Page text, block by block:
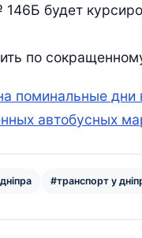
будет
по
поминальные дни
автобусных
#транспорт у